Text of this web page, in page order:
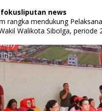
fokusliputan news
rangka mendukung
Walikota Sibolga, periode